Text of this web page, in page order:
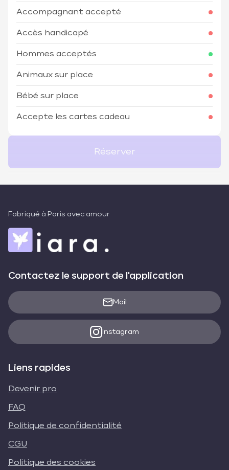
Accompagnant accepté
Accès handicapé
Hommes acceptés
Animaux sur place
Bébé sur place
Accepte les cartes cadeau
Réserver
Fabriqué à Paris avec amour
Contactez le support de l'application
Mail
Instagram
Liens rapides
Devenir pro
FAQ
Politique de confidentialité
CGU
Politique des cookies